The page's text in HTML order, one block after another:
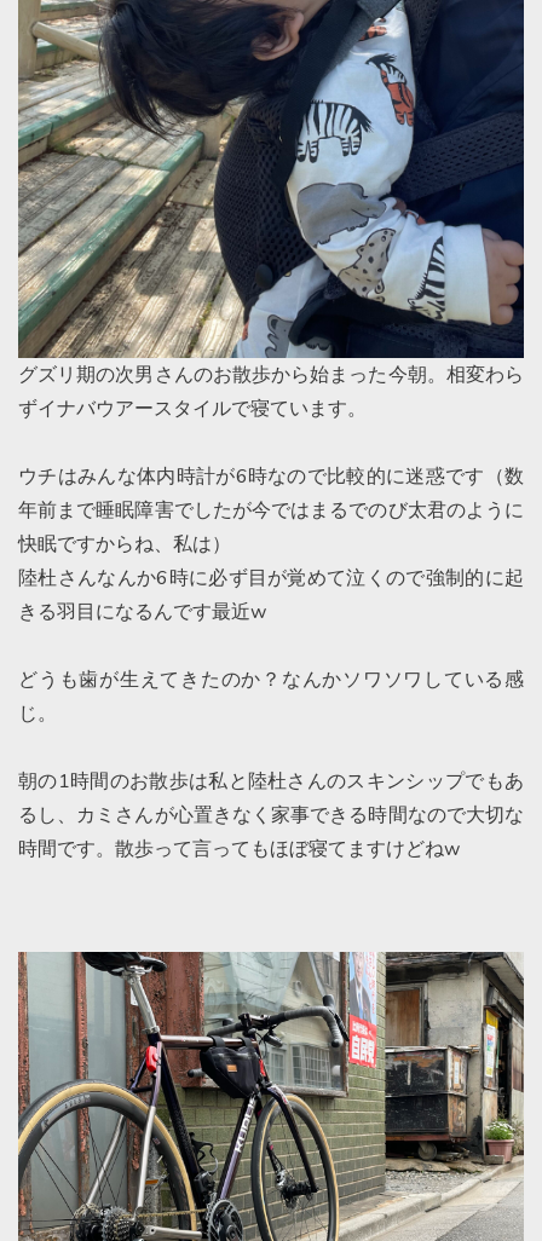
グズリ期の次男さんのお散歩から始まった今朝。相変わら
ずイナバウアースタイルで寝ています。
ウチはみんな体内時計が6時なので比較的に迷惑です（数
年前まで睡眠障害でしたが今ではまるでのび太君のように
快眠ですからね、私は）
陸杜さんなんか6時に必ず目が覚めて泣くので強制的に起
きる羽目になるんです最近w
どうも歯が生えてきたのか？なんかソワソワしている感
じ。
朝の1時間のお散歩は私と陸杜さんのスキンシップでもあ
るし、カミさんが心置きなく家事できる時間なので大切な
時間です。散歩って言ってもほぼ寝てますけどねw